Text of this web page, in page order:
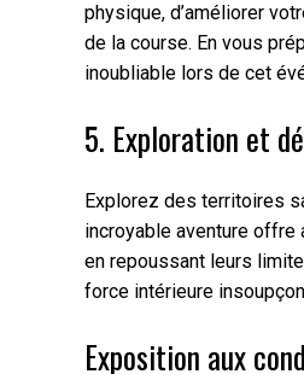
physique, d’améliorer
de la course. En vous
inoubliable lors de cet
5. Exploration et
Explorez des territoires
incroyable aventure offre
en repoussant leurs
force intérieure
Exposition aux